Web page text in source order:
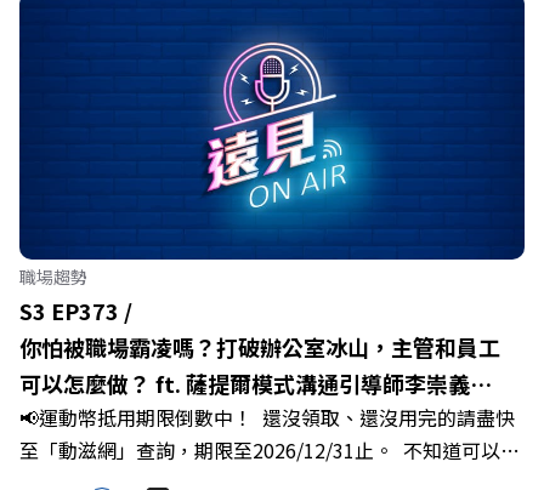
縣長翁章梁、立法委員蔡易餘、財信傳媒集團董事長謝金
河、紙風車劇團創辦人李永豐、以及嘉義縣人力發展所所長
許喻理。帶你深入剖析《嘉義被看見了》書中收錄的八年轉
型故事，讀懂這段洗天換地的歷程，並共同看見下一個黃金
十年的發展藍圖！ 🔺翁章梁縣長如何攜手團隊，在大牌林
立的科技版圖中搶先卡位亞創中心？🔺品牌如何雙重升級，
化傳統作物為高價值的精品品牌？🔺如何將自身的失敗學，
轉化為凝聚團隊與縣民認同感的力量？🔺在迎向黃金十年的
新局下，嘉義如何打造子弟能安心安居的未來？ 主持人／
遠見雜誌副社長兼遠見智庫總編輯 李建興 與談人／嘉義縣
縣長 翁章梁、立法委員 蔡易餘、財信傳媒集團董事長 謝金
河、紙風車劇團創辦人 李永豐、嘉義縣人力發展所所長 許
喻理+++++🎂歡慶遠見40歲生日！手速搶下破天荒的獨家
優惠>>>https://gvmkt.pse.is/9e5pbz✨關注《遠見》更多
職場趨勢
S3 EP373 /
你怕被職場霸凌嗎？打破辦公室冰山，主管和員工
可以怎麼做？ ft. 薩提爾模式溝通引導師李崇義、
謝佳芸
📢運動幣抵用期限倒數中！ 還沒領取、還沒用完的請盡快
至「動滋網」查詢，期限至2026/12/31止。 不知道可以在
哪裡使用嗎？ 上「動滋網」【合作店家】專區，全台五千